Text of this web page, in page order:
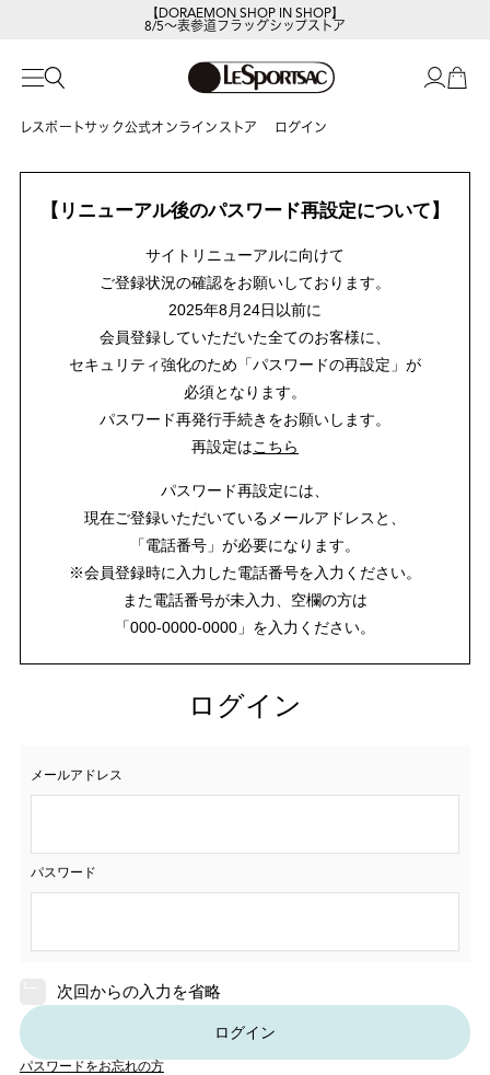
【DORAEMON SHOP IN SHOP】
8/5～表参道フラッグシップストア
レスポートサック公式オンラインストア ログイン
【リニューアル後のパスワード再設定について】
サイトリニューアルに向けて
ご登録状況の確認をお願いしております。
2025年8月24日以前に
会員登録していただいた全てのお客様に、
セキュリティ強化のため「パスワードの再設定」が
必須となります。
パスワード再発行手続きをお願いします。
再設定はこちら
パスワード再設定には、
現在ご登録いただいているメールアドレスと、
「電話番号」が必要になります。
※会員登録時に入力した電話番号を入力ください。
また電話番号が未入力、空欄の方は
「000-0000-0000」を入力ください。
ログイン
メールアドレス
パスワード
次回からの入力を省略
ログイン
パスワードをお忘れの方